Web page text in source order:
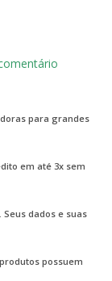
para grandes
em até 3x sem
dados e suas
possuem